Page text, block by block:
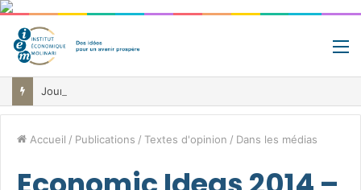
Accueil / Publications / Textes d'opinion / Dans les médias